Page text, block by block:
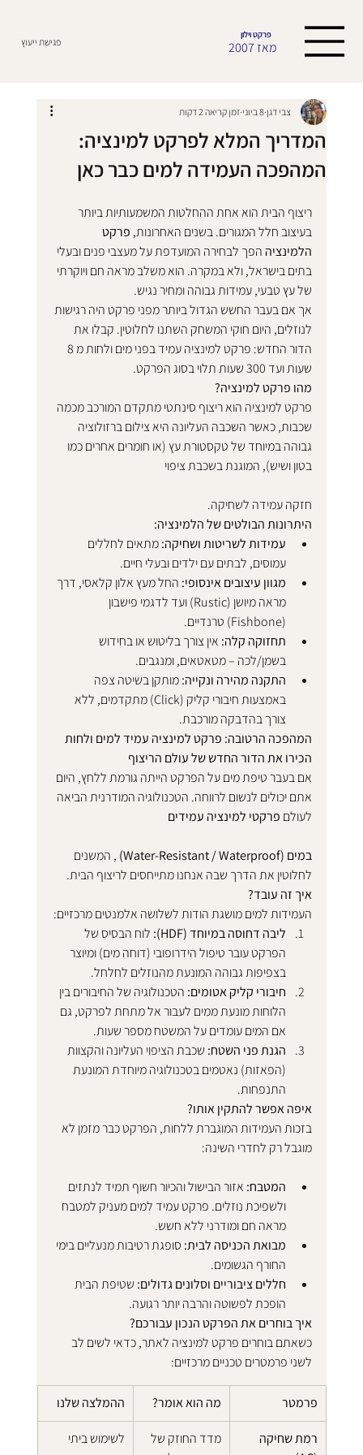
פגישת ייעוץ
פרקט וילון
מאז 2007
המדריך המלא לפרקט למינציה:
המהפכה העמידה למים כבר כאן
צבי דגן 8 ביוני זמן קריאה 2 דקות
ריצוף הבית הוא אחת ההחלטות המשמעותיות ביותר
בעיצוב חלל המגורים. בשנים האחרונות, פרקט
הלמינציה הפך לבחירה המועדפת על מעצבי פנים ובעלי
בתים בישראל, ולא במקרה. הוא משלב מראה חם ויוקרתי
של עץ טבעי, עמידות גבוהה ומחיר נגיש.
אך אם בעבר החשש הגדול ביותר מפני פרקט היה רגישות
לנוזלים, היום חוקי המשחק השתנו לחלוטין. קבלו את
הדור החדש: פרקט למינציה עמיד בפני מים ולחות מ 8
שעות ועד 300 שעות תלוי בסוג הפרקט.
מהו פרקט למינציה?
פרקט למינציה הוא ריצוף סינתטי מתקדם המורכב מכמה
שכבות, כאשר השכבה העליונה היא צילום ברזולוציה
גבוהה במיוחד של טקסטורת עץ (או חומרים אחרים כמו
בטון ושיש), המוגנת בשכבת ציפוי
חזקה עמידה לשחיקה.
היתרונות הבולטים של הלמינציה:
עמידות לשריטות ושחיקה: מתאים לחללים
עמוסים, לבתים עם ילדים ובעלי חיים.
מגוון עיצובים אינסופי: החל מעץ אלון קלאסי, דרך
מראה מיושן (Rustic) ועד לדגמי פישבון
(Fishbone) טרנדיים.
תחזוקה קלה: אין צורך בליטוש או בחידוש
בשמן/לכה – מטאטאים, ומנגבים.
התקנה מהירה ונקייה: מותקן בשיטה צפה
באמצעות חיבורי קליק (Click) מתקדמים, ללא
צורך בהדבקה מורכבת.
המהפכה הרטובה: פרקט למינציה עמיד למים ולחות
הכירו את הדור החדש של עולם הריצוף
אם בעבר טיפת מים על הפרקט הייתה גורמת ללחץ, היום
אתם יכולים לנשום לרווחה. הטכנולוגיה המודרנית הביאה
לעולם פרקטי למינציה עמידים
במים (Water-Resistant / Waterproof)
, המשנים
לחלוטין את הדרך שבה אנחנו מתייחסים לריצוף הבית.
איך זה עובד?
העמידות למים מושגת הודות לשלושה אלמנטים מרכזיים:
ליבה דחוסה במיוחד (HDF):
לוח הבסיס של
הפרקט עובר טיפול הידרופובי (דוחה מים) ומיוצר
בצפיפות גבוהה המונעת מהנוזלים לחלחל.
חיבורי קליק אטומים: הטכנולוגיה של החיבורים בין
הלוחות מונעת ממים לעבור אל מתחת לפרקט, גם
אם המים עומדים על המשטח מספר שעות.
הגנת פני השטח: שכבת הציפוי העליונה והקצוות
(הפאזות) נאטמים בטכנולוגיה מיוחדת המונעת
התנפחות.
איפה אפשר להתקין אותו?
בזכות העמידות המוגברת ללחות, הפרקט כבר מזמן לא
מוגבל רק לחדרי השינה:
המטבח: אזור הבישול והכיור חשוף תמיד לנתזים
ולשפיכת נוזלים. פרקט עמיד למים מעניק למטבח
מראה חם ומודרני ללא חשש.
מבואת הכניסה לבית: סופגת רטיבות מנעליים בימי
החורף הגשומים.
חללים ציבוריים וסלונים גדולים: שטיפת הבית
הופכת לפשוטה והרבה יותר רגועה.
איך בוחרים את הפרקט הנכון עבורכם?
כשאתם בוחרים פרקט למינציה לאתר, כדאי לשים לב
לשני פרמטרים טכניים מרכזיים:
פרמטר מה הוא אומר? ההמלצה שלנו
רמת שחיקה
מדד החוזק של
לשימוש ביתי